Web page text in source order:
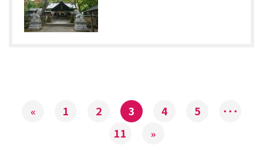
« 1 2 3 4 5
･･･
11
»